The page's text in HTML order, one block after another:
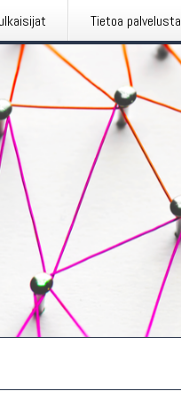
Tietoa palvelusta